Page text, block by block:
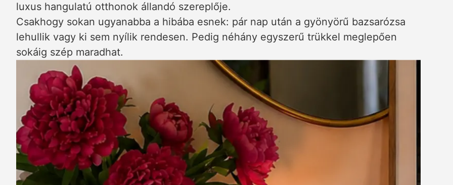
luxus hangulatú otthonok állandó szereplője.
Csakhogy sokan ugyanabba a hibába esnek: pár nap után a gyönyörű bazsarózsa
lehullik vagy ki sem nyílik rendesen. Pedig néhány egyszerű trükkel meglepően
sokáig szép maradhat.